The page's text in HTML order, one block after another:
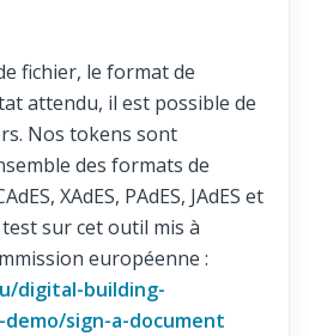
fichier, le format de
attendu, il est possible de
Nos tokens sont
des formats de
XAdES, PAdES, JAdES et
sur cet outil mis à
européenne :
digital-building-
demo/sign-a-document